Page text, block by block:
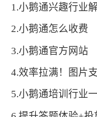
2.小鹅通怎么收费
3.小鹅通官方网站